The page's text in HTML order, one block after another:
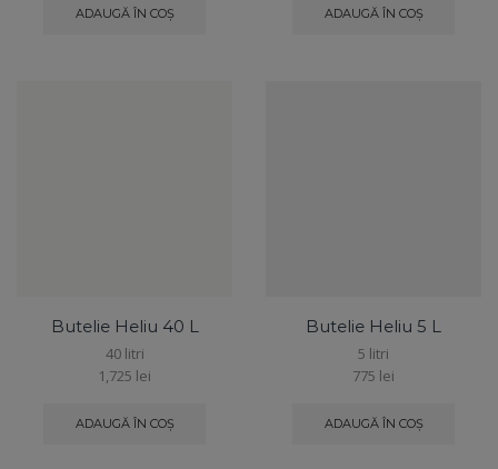
ADAUGĂ ÎN COȘ ADAUGĂ ÎN COȘ
Butelie Heliu 40 L
40 litri
1,725 lei
ADAUGĂ ÎN COȘ
Butelie Heliu 5 L
5 litri
775 lei
ADAUGĂ ÎN COȘ